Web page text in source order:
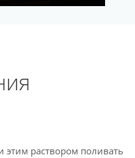
раствором поливать